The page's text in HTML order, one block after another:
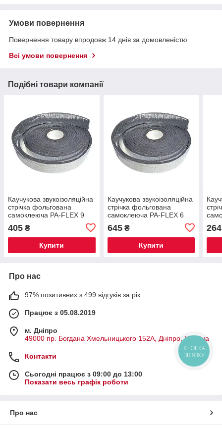
Умови повернення
Повернення товару впродовж 14 днів за домовленістю
Всі умови повернення
Подібні товари компанії
Каучукова звукоізоляційна
стрічка фольгована
самоклеюча PA-FLEX 9
405 ₴
Купити
Каучукова звукоізоляційна
стрічка фольгована
самоклеюча PA-FLEX 6
645₴
Купити
264
Про нас
97% позитивних з 499 відгуків за рік
Працює з 05.08.2019
м. Дніпро
49000 пр. Богдана Хмельницького 152А, Дніпро, Україна
Контакти
Сьогодні працює з 09:00 до 13:00
Показати весь графік роботи
Про нас
КНОПКА
ЗВ'ЯЗКУ